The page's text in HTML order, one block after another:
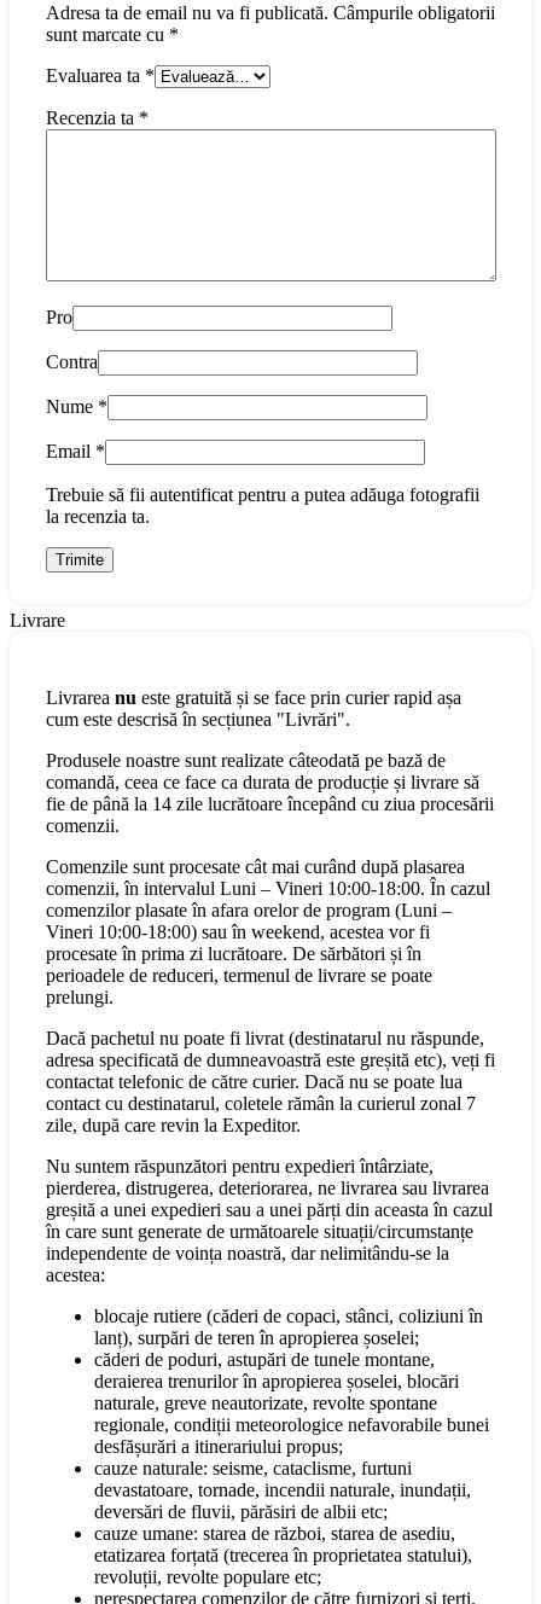
Adresa ta de email nu va fi publicată. Câmpurile obligatorii
sunt marcate cu *
Evaluarea ta *
Recenzia ta *
Pro
Contra
Nume *
Email *
Trebuie să fii autentificat pentru a putea adăuga fotografii
la recenzia ta.
Livrare
Livrarea nu este gratuită și se face prin curier rapid așa
cum este descrisă în secțiunea "Livrări".
Produsele noastre sunt realizate câteodată pe bază de
comandă, ceea ce face ca durata de producție și livrare să
fie de până la 14 zile lucrătoare începând cu ziua procesării
comenzii.
Comenzile sunt procesate cât mai curând după plasarea
comenzii, în intervalul Luni – Vineri 10:00-18:00. În cazul
comenzilor plasate în afara orelor de program (Luni –
Vineri 10:00-18:00) sau în weekend, acestea vor fi
procesate în prima zi lucrătoare. De sărbători și în
perioadele de reduceri, termenul de livrare se poate
prelungi.
Dacă pachetul nu poate fi livrat (destinatarul nu răspunde,
adresa specificată de dumneavoastră este greșită etc), veți fi
contactat telefonic de către curier. Dacă nu se poate lua
contact cu destinatarul, coletele rămân la curierul zonal 7
zile, după care revin la Expeditor.
Nu suntem răspunzători pentru expedieri întârziate,
pierderea, distrugerea, deteriorarea, ne livrarea sau livrarea
greșită a unei expedieri sau a unei părți din aceasta în cazul
în care sunt generate de următoarele situații/circumstanțe
independente de voința noastră, dar nelimitându-se la
acestea:
blocaje rutiere (căderi de copaci, stânci, coliziuni în
lanț), surpări de teren în apropierea șoselei;
căderi de poduri, astupări de tunele montane,
deraierea trenurilor în apropierea șoselei, blocări
naturale, greve neautorizate, revolte spontane
regionale, condiții meteorologice nefavorabile bunei
desfășurări a itinerariului propus;
cauze naturale: seisme, cataclisme, furtuni
devastatoare, tornade, incendii naturale, inundații,
deversări de fluvii, părăsiri de albii etc;
cauze umane: starea de război, starea de asediu,
etatizarea forțată (trecerea în proprietatea statului),
revoluții, revolte populare etc;
nerespectarea comenzilor de către furnizori și terți.